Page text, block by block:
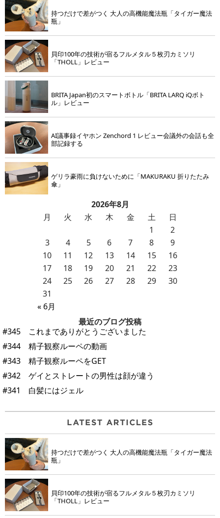
持つだけで差がつく 大人の高機能魔法瓶「タイガー魔法
瓶」
貝印100年の技術が宿るフルメタル５枚刃カミソリ
「THOLL」レビュー
BRITA Japan初のスマートボトル「BRITA LARQ iQボト
ル」レビュー
AI議事録イヤホン Zenchord 1 レビュー会議外の会話も全
部記録する
ゲリラ豪雨に負けないために「MAKURAKU 折りたたみ
傘」
2026年8月
月
火 水 木 金 土 日
« 6月
1
2
3
4 5 6 7 8
9
10
11 12 13 14 15
16
17
18 19 20 21 22
23
24
25 26 27 28 29
30
31
最近のブログ投稿
#345 これまでありがとうございました
#344 精子観察ルーペの動画
#343 精子観察ルーペをGET
#342 ゲイとストレートの男性は顔が違う
#341 白髪にはジェル
持つだけで差がつく 大人の高機能魔法瓶「タイガー魔法
瓶」
貝印100年の技術が宿るフルメタル５枚刃カミソリ
「THOLL」レビュー